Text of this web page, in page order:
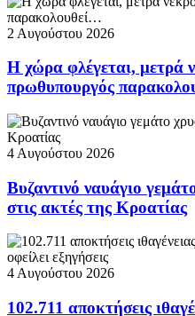
2 Αυγούστου 2026
Η χώρα φλέγεται, μετρά
πρωθυπουργός
4 Αυγούστου 2026
Βυζαντινό ναυάγιο
στις ακτές της Κροατίας
4 Αυγούστου 2026
102.711 αποκτήσεις